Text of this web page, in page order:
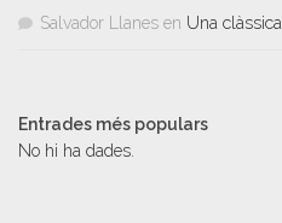
Salvador Llanes en Una clàssica
Entrades més populars
No hi ha dades.